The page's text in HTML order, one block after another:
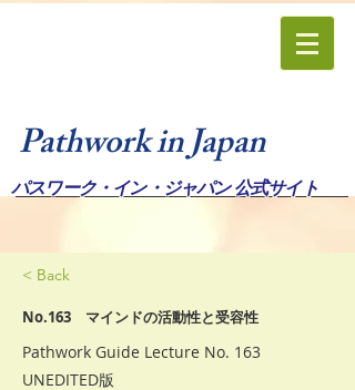
Pathwork in Japan
パスワーク・イン・ジャパン 公式サイト
< Back
No.163 マインドの活動性と受容性
Pathwork Guide Lecture No. 163
UNEDITED版